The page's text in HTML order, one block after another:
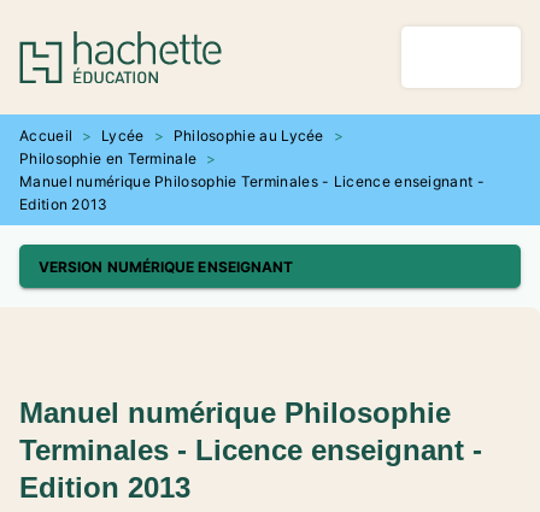
MENU RECHERCHE
PIED DE PAGE
Accueil > Lycée > Philosophie au Lycée
>
Philosophie en Terminale >
Manuel numérique Philosophie Terminales - Licence enseignant -
Edition 2013
VERSION NUMÉRIQUE ENSEIGNANT
Manuel numérique Philosophie
Terminales - Licence enseignant -
Edition 2013